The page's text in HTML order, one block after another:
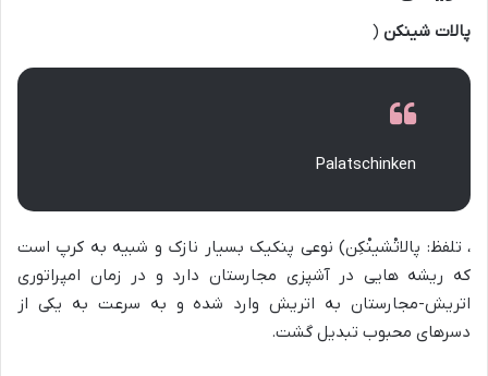
پالات شینکن (
Palatschinken
، تلفظ: پالاتْشینْکِن) نوعی پنکیک بسیار نازک و شبیه به کرپ است
که ریشه هایی در آشپزی مجارستان دارد و در زمان امپراتوری
اتریش-مجارستان به اتریش وارد شده و به سرعت به یکی از
دسرهای محبوب تبدیل گشت.